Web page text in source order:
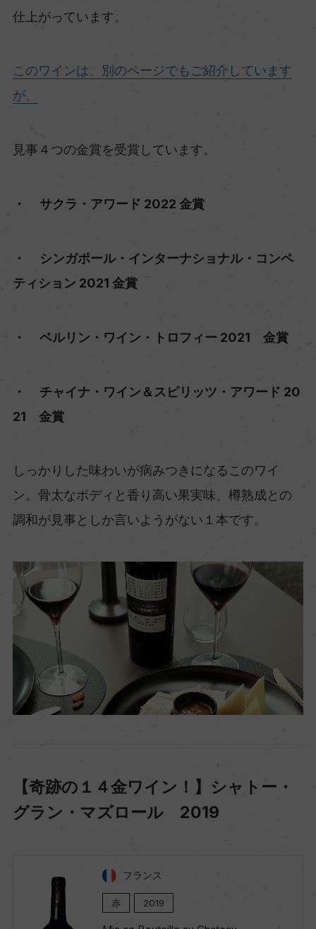
仕上がっています。
このワインは、別のページでもご紹介しています
が、
見事４つの金賞を受賞しています。
・ サクラ・アワード 2022 金賞
・ シンガポール・インターナショナル・コンペ
ティション 2021 金賞
・ ベルリン・ワイン・トロフィー 2021 金賞
・ チャイナ・ワイン＆スピリッツ・アワード 20
21 金賞
しっかりした味わいが病みつきになるこのワイ
ン。骨太なボディと香り高い果実味、樽熟成との
調和が見事としか言いようがない１本です。
【奇跡の１４金ワイン！】シャトー・
グラン・マズロール 2019
フランス
赤 2019